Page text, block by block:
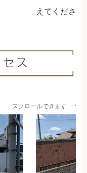
えてください
スクロールできます